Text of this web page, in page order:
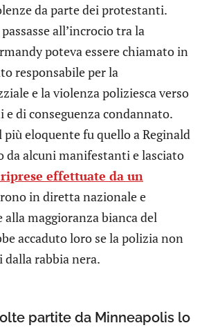
da parte dei protestanti.
all’incrocio tra la
poteva essere chiamato in
responsabile per la
e la violenza poliziesca verso
e di conseguenza condannato.
eloquente fu quello a Reginald
da alcuni manifestanti e lasciato
effettuate da un
in diretta nazionale e
maggioranza bianca del
accaduto loro se la polizia non
rabbia nera.
partite da Minneapolis lo